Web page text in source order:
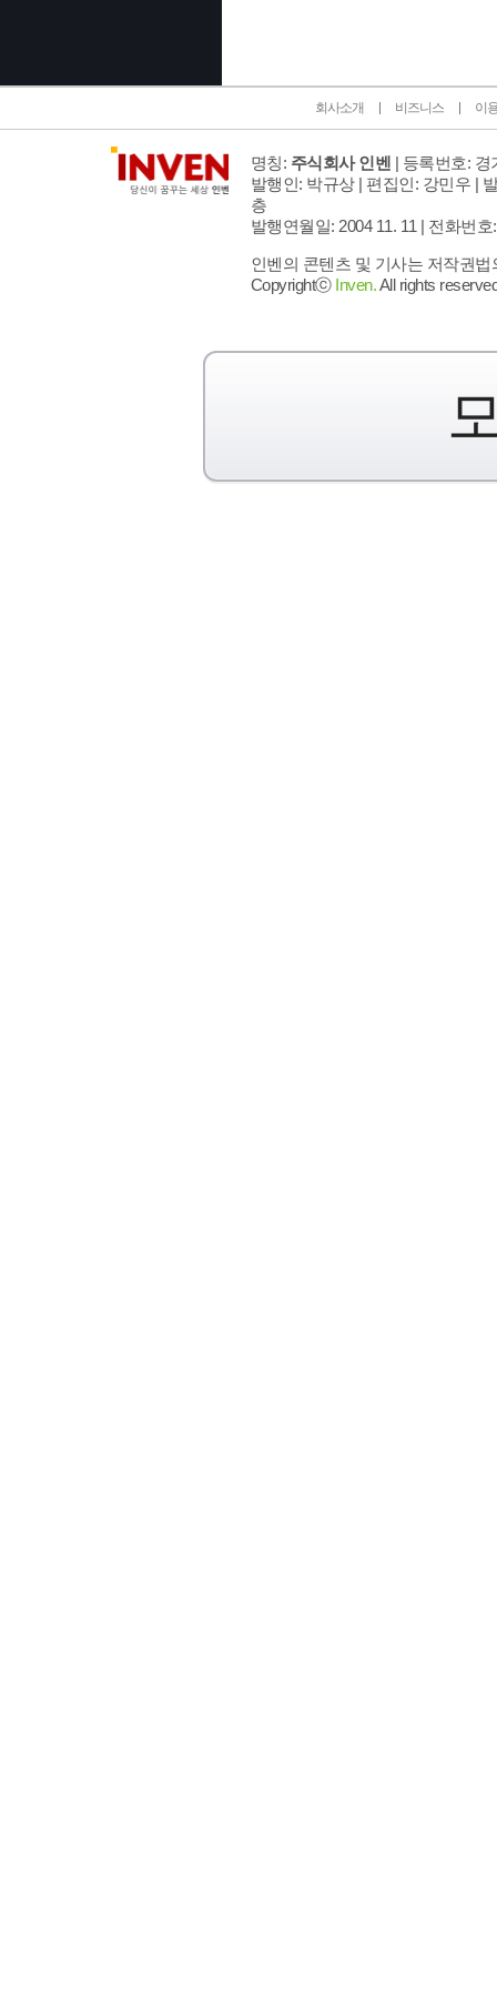
회사소개 비즈니스 이
명칭: 주식회사 인벤 | 등록번호: 경
발행인: 박규상 | 편집인: 강민우 |
층
발행연월일: 2004 11. 11 | 전화번호
인벤의 콘텐츠 및 기사는 저작권
Copyrightⓒ Inven.All rights